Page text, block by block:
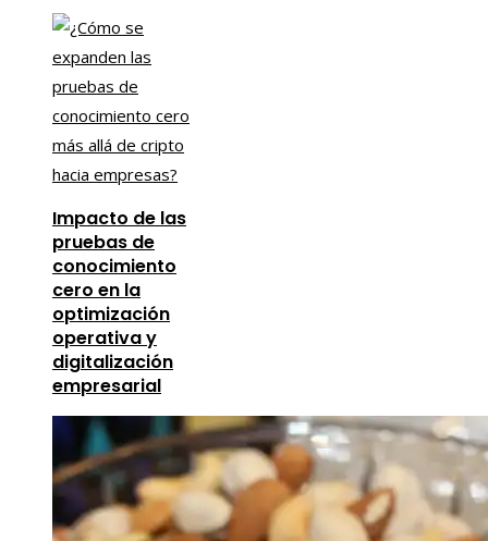
Impacto de las
pruebas de
conocimiento
cero en la
optimización
operativa y
digitalización
empresarial